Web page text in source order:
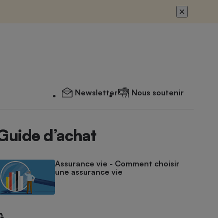
Newsletter Nous soutenir
d’achat
Assurance vie - Comment choisir
une assurance vie